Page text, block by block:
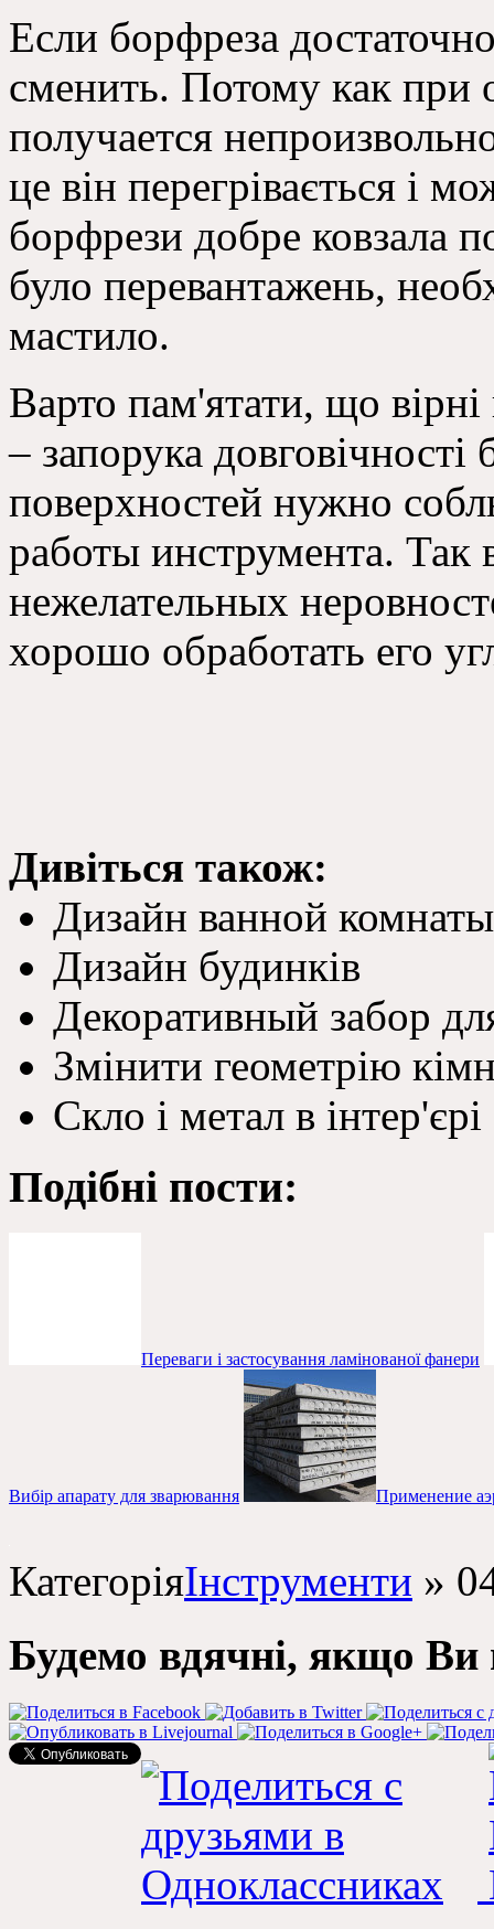
Если борфреза
сменить. Потому как при
получается
це він перегрівається і
борфрези добре ковзала
було перевантажень,
мастило.
Варто пам'ятати, що
– запорука
поверхностей нужно
работы инструмента. Так
нежелательных
хорошо обработать его
Дивіться також:
Дизайн ванной комнаты
Дизайн будинків
Декоративный забор
Змінити геометрію
Скло і метал в інтер'єрі
Подібні пости:
Переваги і застосування ламінованої фанери
Вибір апарату для зварювання Применение
КатегоріяІнструменти »
Будемо вдячні, якщо Ви